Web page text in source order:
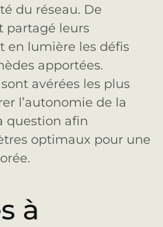
du réseau. De
partagé leurs
en lumière les défis
apportées.
avérées les plus
l’autonomie de la
question afin
optimaux pour une
à